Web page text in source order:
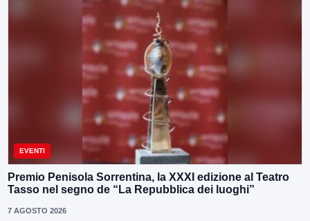
EVENTI
Premio Penisola Sorrentina, la XXXI edizione al Teatro
Tasso nel segno de “La Repubblica dei luoghi”
7 AGOSTO 2026